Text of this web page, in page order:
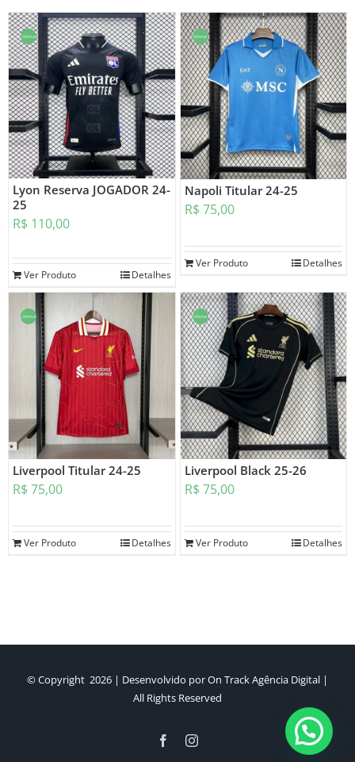
Oferta!
Lyon Reserva JOGADOR 24-
25
R$ 110,00
Ver Produto Detalhes
Oferta!
Napoli Titular 24-25
R$ 75,00
Ver Produto Detalhes
Oferta!
Liverpool Titular 24-25
R$ 75,00
Ver Produto Detalhes
Oferta!
Liverpool Black 25-26
R$ 75,00
Ver Produto Detalhes
© Copyright 2026 | Desenvolvido porOn Track Agência Digital |
All Rights Reserved
FacebookInstagram